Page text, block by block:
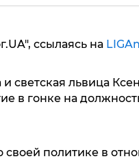
ссылаясь на
светская львица
в гонке на
своей политике в